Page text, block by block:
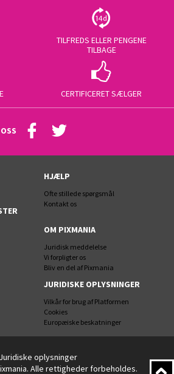
TILFREDS ELLER PENGENE
TILBAGE
CERTIFICERET SÆLGER
HJÆLP
Ofte stillede spørgsmål
Kontakt os
OM PIXMANIA
Juridisk meddelelse
Vi forpligter os
Bliv en del af Pixmania
JURIDISKE OPLYSNINGER
Vilkår for brug af Platformen
Cookies
Europæiske beskatninger
Juridiske oplysninger
Alle rettigheder forbeholdes.